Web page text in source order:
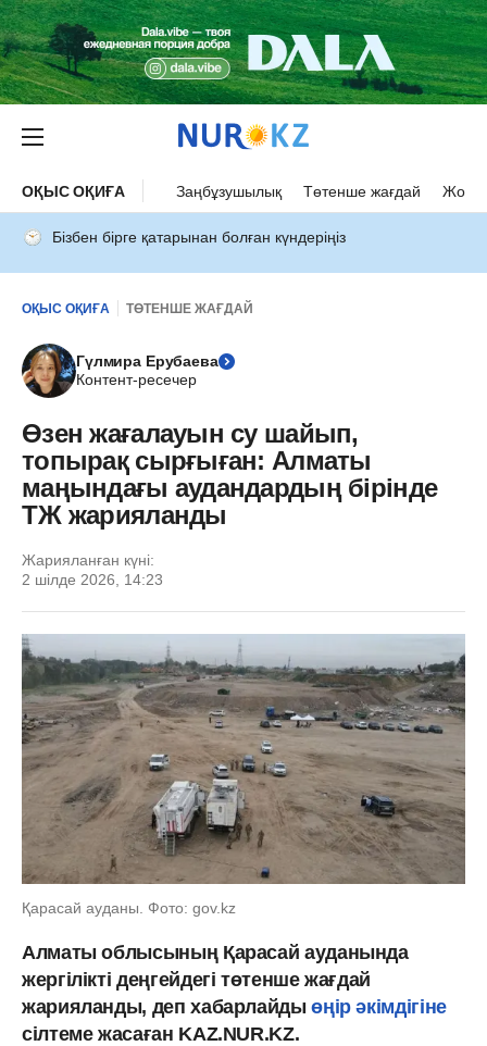
ОҚЫС ОҚИҒА Заңбұзушылық Төтенше жағдай Жол
Бізбен бірге қатарынан болған күндеріңіз
ОҚЫС ОҚИҒА ТӨТЕНШЕ ЖАҒДАЙ
Гүлмира Ерубаева
Контент-ресечер
Өзен жағалауын су шайып,
топырақ сырғыған: Алматы
маңындағы аудандардың бірінде
ТЖ жарияланды
Жарияланған күні:
2 шілде 2026, 14:23
Қарасай ауданы. Фото: gov.kz
Алматы облысының Қарасай ауданында
жергілікті деңгейдегі төтенше жағдай
жарияланды, деп хабарлайдыөңір әкімдігіне
сілтеме жасаған KAZ.NUR.KZ.